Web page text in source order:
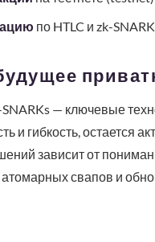
по HTLC и zk-
— ключевые
и гибкость, остается
зависит от
свапов и